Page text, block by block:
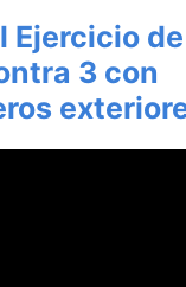
Ejercicio
3 con